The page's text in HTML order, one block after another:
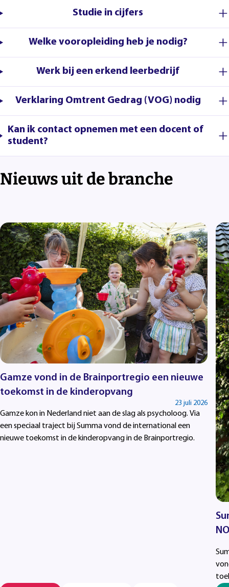
Studie in cijfers
Welke vooropleiding heb je nodig?
Werk bij een erkend leerbedrijf
Verklaring Omtrent Gedrag (VOG) nodig
Kan ik contact opnemen met een docent of
student?
Nieuws uit de branche
Gamze vond in de Brainportregio een nieuwe
toekomst in de kinderopvang
23 juli 2026
Gamze kon in Nederland niet aan de slag als psycholoog. Via
een speciaal traject bij Summa vond de international een
nieuwe toekomst in de kinderopvang in de Brainportregio.